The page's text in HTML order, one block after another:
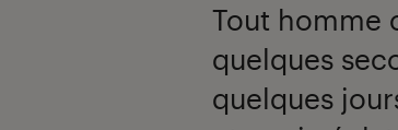
Tout homme
quelques
quelques